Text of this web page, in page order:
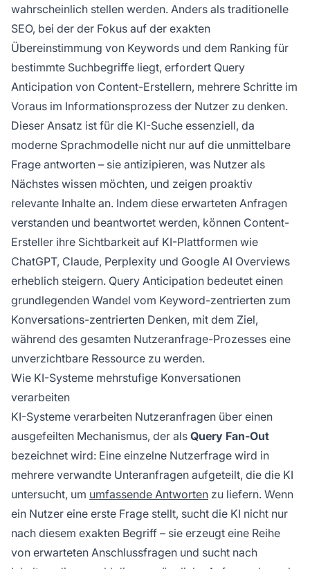
wahrscheinlich stellen werden. Anders als traditionelle
SEO, bei der der Fokus auf der exakten
Übereinstimmung von Keywords und dem Ranking für
bestimmte Suchbegriffe liegt, erfordert Query
Anticipation von Content-Erstellern, mehrere Schritte im
Voraus im Informationsprozess der Nutzer zu denken.
Dieser Ansatz ist für die KI-Suche essenziell, da
moderne Sprachmodelle nicht nur auf die unmittelbare
Frage antworten – sie antizipieren, was Nutzer als
Nächstes wissen möchten, und zeigen proaktiv
relevante Inhalte an. Indem diese erwarteten Anfragen
verstanden und beantwortet werden, können Content-
Ersteller ihre Sichtbarkeit auf KI-Plattformen wie
ChatGPT, Claude, Perplexity und Google AI Overviews
erheblich steigern. Query Anticipation bedeutet einen
grundlegenden Wandel vom Keyword-zentrierten zum
Konversations-zentrierten Denken, mit dem Ziel,
während des gesamten Nutzeranfrage-Prozesses eine
unverzichtbare Ressource zu werden.
Wie KI-Systeme mehrstufige Konversationen
verarbeiten
KI-Systeme verarbeiten Nutzeranfragen über einen
ausgefeilten Mechanismus, der als Query Fan-Out
bezeichnet wird: Eine einzelne Nutzerfrage wird in
mehrere verwandte Unteranfragen aufgeteilt, die die KI
untersucht, um umfassende Antworten zu liefern. Wenn
ein Nutzer eine erste Frage stellt, sucht die KI nicht nur
nach diesem exakten Begriff – sie erzeugt eine Reihe
von erwarteten Anschlussfragen und sucht nach